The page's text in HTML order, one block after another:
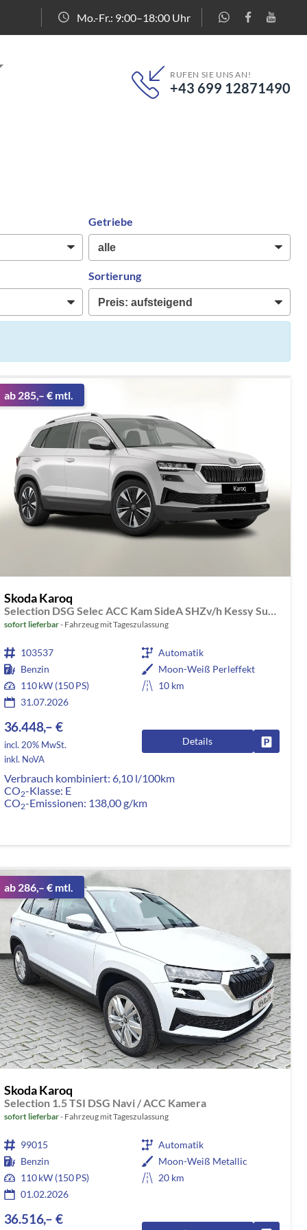
Mo.-Fr.: 9:00–18:00 Uhr
RUFEN SIE UNS AN!
+43 699 12871490
Getriebe
Sortierung
ab 285,– € mtl.
Skoda Karoq
Selection DSG Selec ACC Kam SideA SHZv/h Kessy SunS
sofort lieferbar Fahrzeug mit Tageszulassung
103537
Automatik
Benzin
Moon-Weiß Perleffekt
110 kW (150 PS)
10 km
31.07.2026
36.448,– €
incl. 20% MwSt.
inkl. NoVA
Details
Verbrauch kombiniert: 6,10 l/100km
CO2-Klasse: E
CO2-Emissionen: 138,00 g/km
ab 286,– € mtl.
Skoda Karoq
Selection 1.5 TSI DSG Navi / ACC Kamera
sofort lieferbar Fahrzeug mit Tageszulassung
99015
Automatik
Benzin
Moon-Weiß Metallic
110 kW (150 PS)
20 km
01.02.2026
36.516,– €